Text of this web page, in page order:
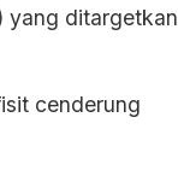
yang ditargetkan
cenderung